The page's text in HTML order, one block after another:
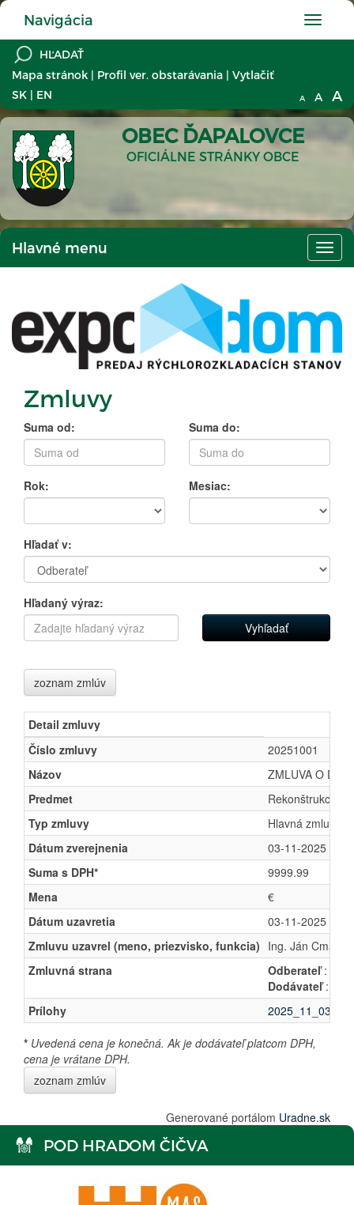
Hlavné
menu
Navigácia
Mapa stránok | Profil ver. obstarávania | Vytlačiť
SK | EN A A A
OBEC ĎAPALOVCE
OFICIÁLNE STRÁNKY OBCE
Hlavné menu
Zmluvy
Suma od: Suma do:
Rok: Mesiac:
Hľadať v:
Hľadaný výraz:
zoznam zmlúv
Detail zmluvy
Číslo zmluvy
20251001
Názov
ZMLUVA O
Predmet
Rekonštrukcia
Typ zmluvy
Hlavná zmluva
Dátum zverejnenia
03-11-2025
Suma s DPH*
9999.99
Mena
€
Dátum uzavretia
03-11-2025
Zmluvu uzavrel (meno, priezvisko, funkcia) Ing. Ján Cmár,
Zmluvná strana
Odberateľ:
Dodávateľ:
Prílohy
* Uvedená cena je konečná. Ak je dodávateľ platcom DPH,
cena je vrátane DPH.
zoznam zmlúv
Generované portálom Uradne.sk
POD HRADOM ČIČVA